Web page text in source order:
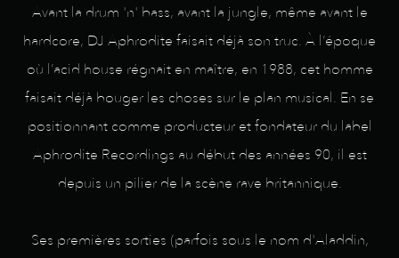
Avant la drum 'n' bass, avant la jungle, même avant le
hardcore, DJ Aphrodite faisait déjà son truc. À l’époque
où l’acid house régnait en maître, en 1988, cet homme
faisait déjà bouger les choses sur le plan musical. En se
positionnant comme producteur et fondateur du label
Aphrodite Recordings au début des années 90, il est
depuis un pilier de la scène rave britannique.
Ses premières sorties (parfois sous le nom d'Aladdin,